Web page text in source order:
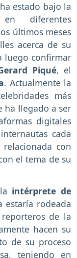
ha estado bajo la
diferentes
últimos meses
acerca de su
luego confirmar
Piqué, el
. Actualmente la
más
ha llegado a ser
digitales
cada
con
el tema de su
intérprete de
estaría rodeada
de la
hacen su
de su proceso
teniendo en